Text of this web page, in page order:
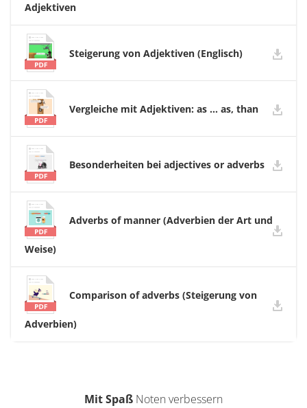
Adjektiven
Steigerung von Adjektiven (Englisch)
Vergleiche mit Adjektiven: as ... as, than
Besonderheiten bei adjectives or adverbs
Adverbs of manner (Adverbien der Art und
Weise)
Comparison of adverbs (Steigerung von
Adverbien)
Mit Spaß Noten verbessern